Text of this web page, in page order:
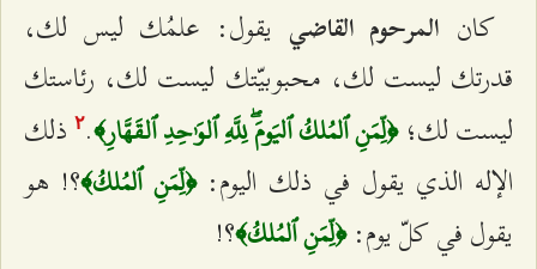
كان المرحوم القاضي يقول: علمُك ليس لك،
قدرتك ليست لك، محبوبيّتك ليست لك، رئاستك
ليست لك؛﴿لِّمَنِ ٱلمُلكُ ٱليَومَۖ لِلَّهِ ٱلوَٰحِدِ ٱلقَهَّارِ﴾.٢ ذلك
الإله الذي يقول في ذلك اليوم:﴿لِّمَنِ ٱلمُلكُ﴾؟! هو
يقول في كلّ يوم:﴿لِّمَنِ ٱلمُلكُ﴾؟!